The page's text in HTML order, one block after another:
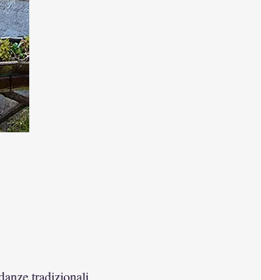
tradizionali.